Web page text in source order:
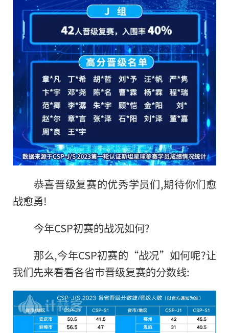
恭喜晋级复赛的优秀学员们,期待你们愈
战愈勇!
今年CSP初赛的战况如何?
那么,今年CSP初赛的“战况”如何呢?让
我们先来看看各省市晋级复赛的分数线: